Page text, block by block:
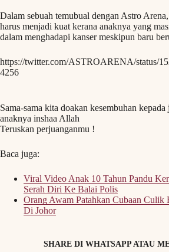
Dalam sebuah temubual dengan Astro
harus menjadi kuat kerana anaknya yang
dalam menghadapi kanser meskipun baru
https://twitter.com/ASTROARENA/status/
4256
Sama-sama kita doakan kesembuhan
anaknya inshaa Allah
Teruskan perjuanganmu !
Baca juga:
Viral Video Anak 10 Tahun Pandu
Serah Diri Ke Balai Polis
Orang Awam Patahkan Cubaan Culik
Di Johor
SHARE DI WHATSAPP ATAU